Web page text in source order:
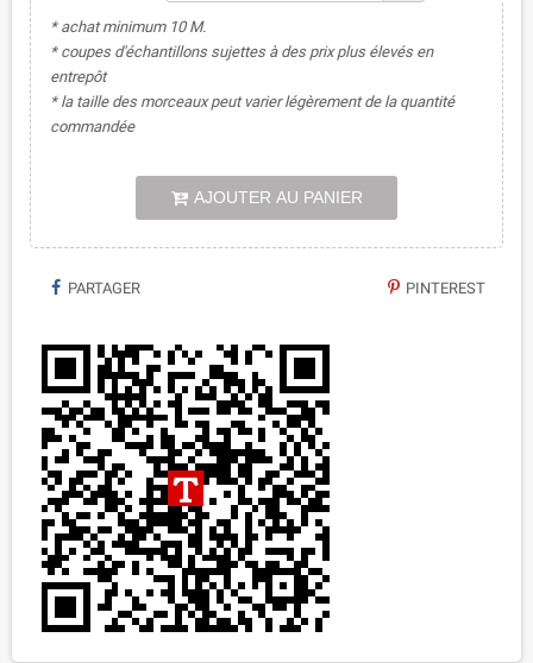
* achat minimum 10 M.
* coupes d'échantillons sujettes à des prix plus élevés en
entrepôt
* la taille des morceaux peut varier légèrement de la quantité
commandée
AJOUTER AU PANIER
PARTAGER PINTEREST